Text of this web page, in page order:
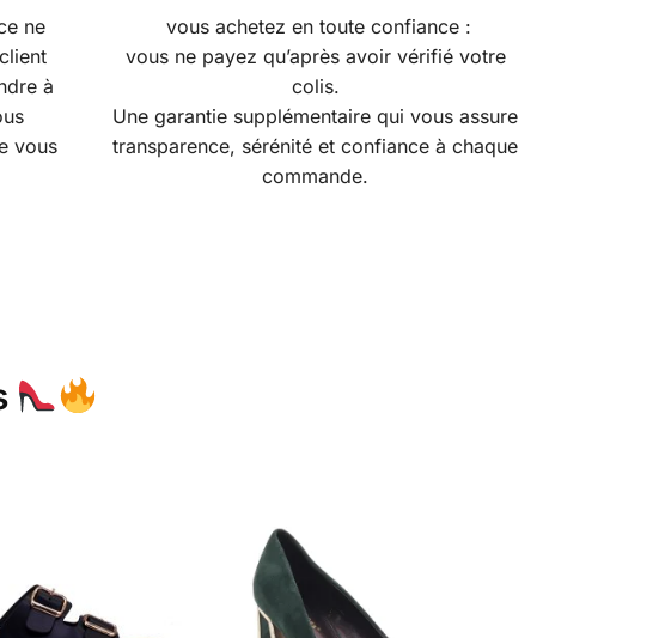
ne
à
vous
vous achetez en toute confiance :
vous ne payez qu’après avoir vérifié votre
colis.
Une garantie supplémentaire qui vous assure
transparence, sérénité et confiance à chaque
commande.